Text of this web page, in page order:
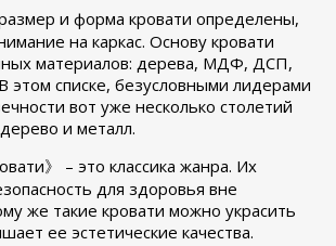
и форма кровати определены,
на каркас. Основу кровати
материалов: дерева, МДФ, ДСП,
этом списке, безусловными лидерами
вот уже несколько столетий
и металл.
》 – это классика жанра. Их
для здоровья вне
же такие кровати можно украсить
ее эстетические качества.